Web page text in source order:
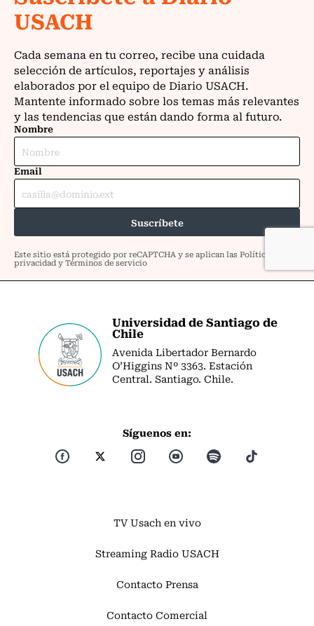
Universidad de Santiago de
Chile
Avenida Libertador Bernardo
O’Higgins Nº 3363. Estación
Central. Santiago. Chile.
Síguenos en:
TV Usach en vivo
Streaming Radio USACH
Contacto Prensa
Contacto Comercial